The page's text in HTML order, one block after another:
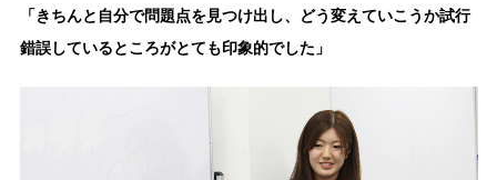
「きちんと自分で問題点を見つけ出し、どう変えていこうか試行
錯誤しているところがとても印象的でした」